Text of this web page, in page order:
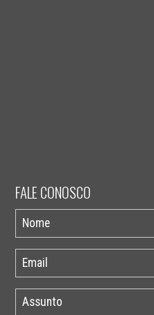
FALE CONOSCO